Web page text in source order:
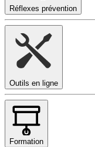
Réflexes prévention
Outils en ligne
Formation